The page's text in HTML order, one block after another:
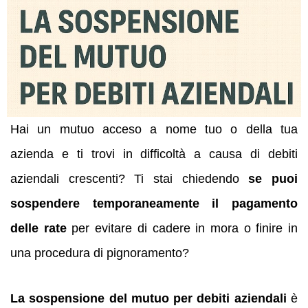
Hai un mutuo acceso a nome tuo o della tua
azienda e ti trovi in difficoltà a causa di debiti
aziendali crescenti? Ti stai chiedendose puoi
sospendere temporaneamente il pagamento
delle rateper evitare di cadere in mora o finire in
una procedura di pignoramento?
La sospensione del mutuo per debiti aziendali è